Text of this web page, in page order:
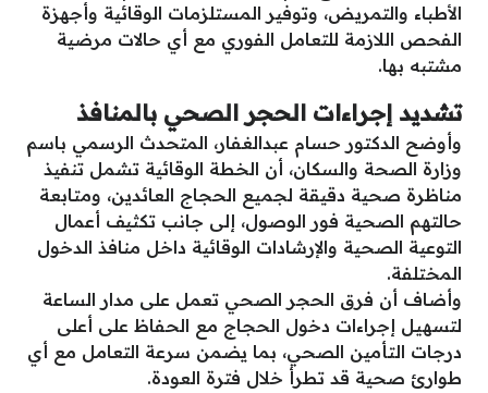
الأطباء والتمريض، وتوفير المستلزمات الوقائية وأجهزة
الفحص اللازمة للتعامل الفوري مع أي حالات مرضية
مشتبه بها.
تشديد إجراءات الحجر الصحي بالمنافذ
وأوضح الدكتور حسام عبدالغفار، المتحدث الرسمي باسم
وزارة الصحة والسكان، أن الخطة الوقائية تشمل تنفيذ
مناظرة صحية دقيقة لجميع الحجاج العائدين، ومتابعة
حالتهم الصحية فور الوصول، إلى جانب تكثيف أعمال
التوعية الصحية والإرشادات الوقائية داخل منافذ الدخول
المختلفة.
وأضاف أن فرق الحجر الصحي تعمل على مدار الساعة
لتسهيل إجراءات دخول الحجاج مع الحفاظ على أعلى
درجات التأمين الصحي، بما يضمن سرعة التعامل مع أي
طوارئ صحية قد تطرأ خلال فترة العودة.